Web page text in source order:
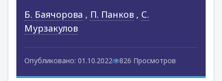
Б. Баячорова , П. Панков , С.
Мурзакулов
Опубликовано: 01.10.2022 826 Просмотров